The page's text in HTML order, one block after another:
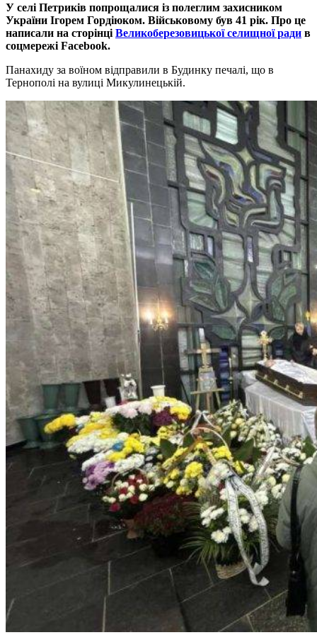
У селі Петриків попрощалися із полеглим захисником
України Ігорем Гордіюком. Військовому був 41 рік. Про це
написали на сторінці Великоберезовицької селищної ради в
соцмережі Facebook.
Панахиду за воїном відправили в Будинку печалі, що в
Тернополі на вулиці Микулинецькій.